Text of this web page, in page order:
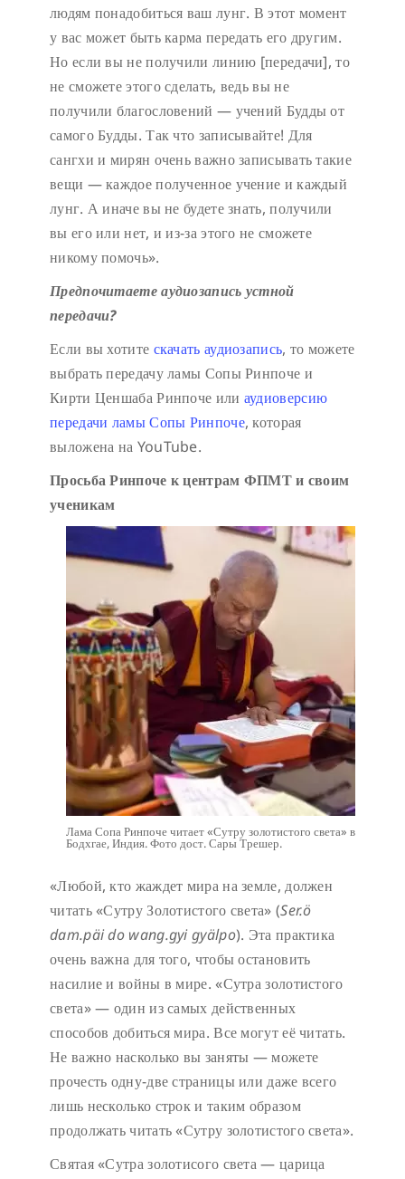
людям понадобиться ваш лунг. В этот момент
у вас может быть карма передать его другим.
Но если вы не получили линию [передачи], то
не сможете этого сделать, ведь вы не
получили благословений — учений Будды от
самого Будды. Так что записывайте! Для
сангхи и мирян очень важно записывать такие
вещи — каждое полученное учение и каждый
лунг. А иначе вы не будете знать, получили
вы его или нет, и из-за этого не сможете
никому помочь».
Предпочитаете аудиозапись устной
передачи?
Если вы хотите скачать аудиозапись, то можете
выбрать передачу ламы Сопы Ринпоче и
Кирти Ценшаба Ринпоче или аудиоверсию
передачи ламы Сопы Ринпоче, которая
выложена на YouTube.
Просьба Ринпоче к центрам ФПМТ и своим
ученикам
Лама Сопа Ринпоче читает «Сутру золотистого света» в
Бодхгае, Индия. Фото дост. Сары Трешер.
«Любой, кто жаждет мира на земле, должен
читать «Сутру Золотистого света» (Ser.ö
dam.päi do wang.gyi gyälpo). Эта практика
очень важна для того, чтобы остановить
насилие и войны в мире. «Сутра золотистого
света» — один из самых действенных
способов добиться мира. Все могут её читать.
Не важно насколько вы заняты — можете
прочесть одну-две страницы или даже всего
лишь несколько строк и таким образом
продолжать читать «Сутру золотистого света».
Святая «Сутра золотисого света — царица